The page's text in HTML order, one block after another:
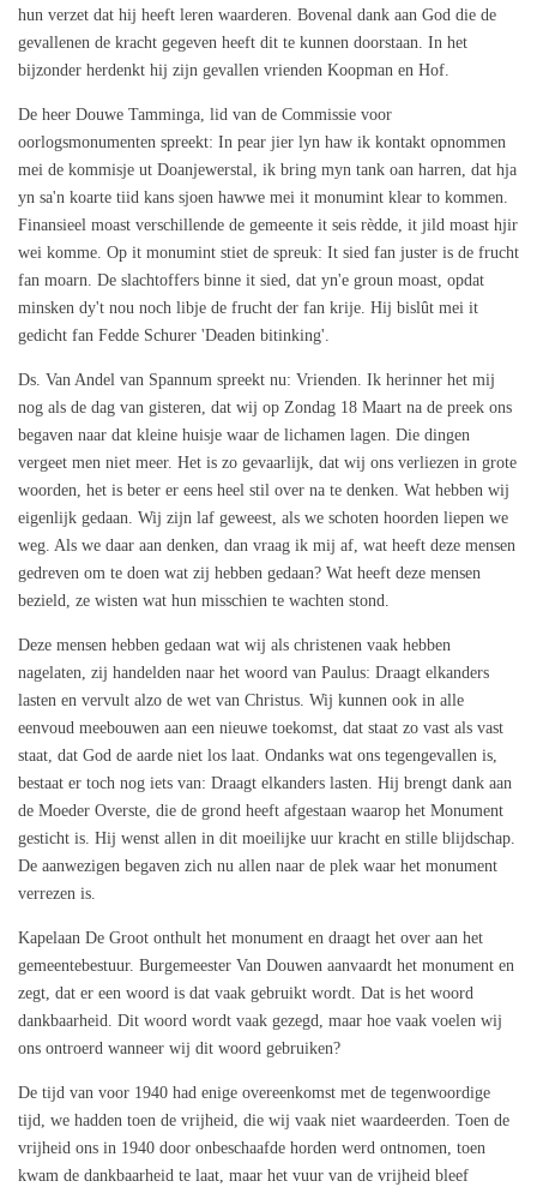
hun verzet dat hij heeft leren waarderen. Bovenal dank aan God die de
gevallenen de kracht gegeven heeft dit te kunnen doorstaan. In het
bijzonder herdenkt hij zijn gevallen vrienden Koopman en Hof.
De heer Douwe Tamminga, lid van de Commissie voor
oorlogsmonumenten spreekt: In pear jier lyn haw ik kontakt opnommen
mei de kommisje ut Doanjewerstal, ik bring myn tank oan harren, dat hja
yn sa'n koarte tiid kans sjoen hawwe mei it monumint klear to kommen.
Finansieel moast verschillende de gemeente it seis rèdde, it jild moast hjir
wei komme. Op it monumint stiet de spreuk: It sied fan juster is de frucht
fan moarn. De slachtoffers binne it sied, dat yn'e groun moast, opdat
minsken dy't nou noch libje de frucht der fan krije. Hij bislût mei it
gedicht fan Fedde Schurer 'Deaden bitinking'.
Ds. Van Andel van Spannum spreekt nu: Vrienden. Ik herinner het mij
nog als de dag van gisteren, dat wij op Zondag 18 Maart na de preek ons
begaven naar dat kleine huisje waar de lichamen lagen. Die dingen
vergeet men niet meer. Het is zo gevaarlijk, dat wij ons verliezen in grote
woorden, het is beter er eens heel stil over na te denken. Wat hebben wij
eigenlijk gedaan. Wij zijn laf geweest, als we schoten hoorden liepen we
weg. Als we daar aan denken, dan vraag ik mij af, wat heeft deze mensen
gedreven om te doen wat zij hebben gedaan? Wat heeft deze mensen
bezield, ze wisten wat hun misschien te wachten stond.
Deze mensen hebben gedaan wat wij als christenen vaak hebben
nagelaten, zij handelden naar het woord van Paulus: Draagt elkanders
lasten en vervult alzo de wet van Christus. Wij kunnen ook in alle
eenvoud meebouwen aan een nieuwe toekomst, dat staat zo vast als vast
staat, dat God de aarde niet los laat. Ondanks wat ons tegengevallen is,
bestaat er toch nog iets van: Draagt elkanders lasten. Hij brengt dank aan
de Moeder Overste, die de grond heeft afgestaan waarop het Monument
gesticht is. Hij wenst allen in dit moeilijke uur kracht en stille blijdschap.
De aanwezigen begaven zich nu allen naar de plek waar het monument
verrezen is.
Kapelaan De Groot onthult het monument en draagt het over aan het
gemeentebestuur. Burgemeester Van Douwen aanvaardt het monument en
zegt, dat er een woord is dat vaak gebruikt wordt. Dat is het woord
dankbaarheid. Dit woord wordt vaak gezegd, maar hoe vaak voelen wij
ons ontroerd wanneer wij dit woord gebruiken?
De tijd van voor 1940 had enige overeenkomst met de tegenwoordige
tijd, we hadden toen de vrijheid, die wij vaak niet waardeerden. Toen de
vrijheid ons in 1940 door onbeschaafde horden werd ontnomen, toen
kwam de dankbaarheid te laat, maar het vuur van de vrijheid bleef